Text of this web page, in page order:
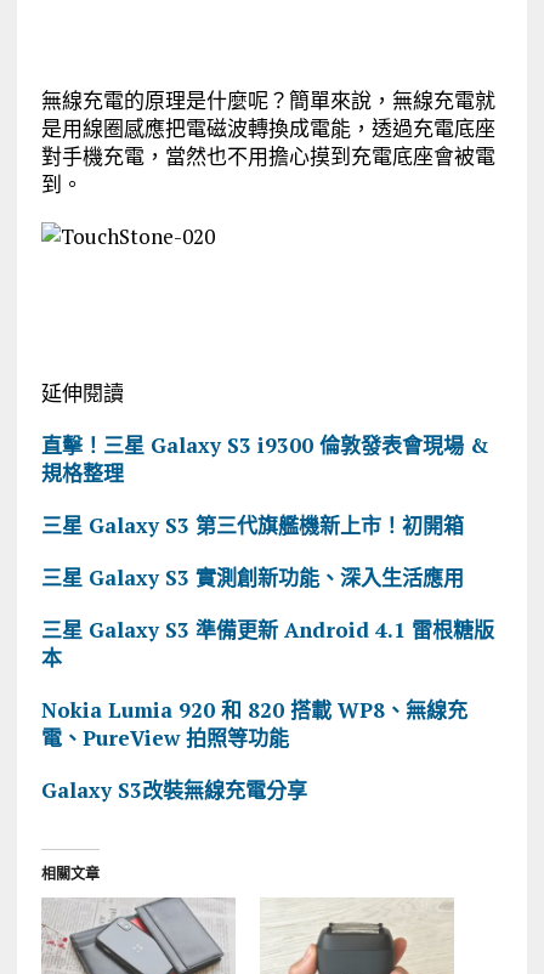
無線充電的原理是什麼呢？簡單來說，無線充電就
是用線圈感應把電磁波轉換成電能，透過充電底座
對手機充電，當然也不用擔心摸到充電底座會被電
到。
延伸閱讀
直擊！三星 Galaxy S3 i9300 倫敦發表會現場 &
規格整理
三星 Galaxy S3 第三代旗艦機新上市！初開箱
三星 Galaxy S3 實測創新功能、深入生活應用
三星 Galaxy S3 準備更新 Android 4.1 雷根糖版
本
Nokia Lumia 920 和 820 搭載 WP8、無線充
電、PureView 拍照等功能
Galaxy S3改裝無線充電分享
相關文章